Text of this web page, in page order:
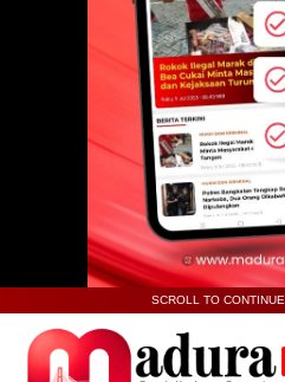
SCROLL TO